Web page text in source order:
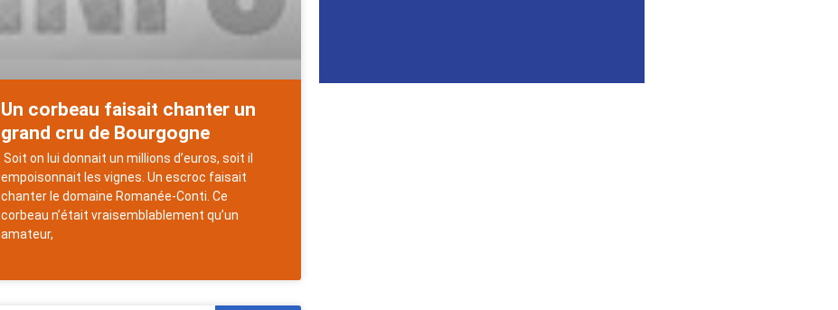
Un corbeau faisait chanter un
grand cru de Bourgogne
Soit on lui donnait un millions d’euros, soit il
empoisonnait les vignes. Un escroc faisait
chanter le domaine Romanée-Conti. Ce
corbeau n’était vraisemblablement qu’un
amateur,